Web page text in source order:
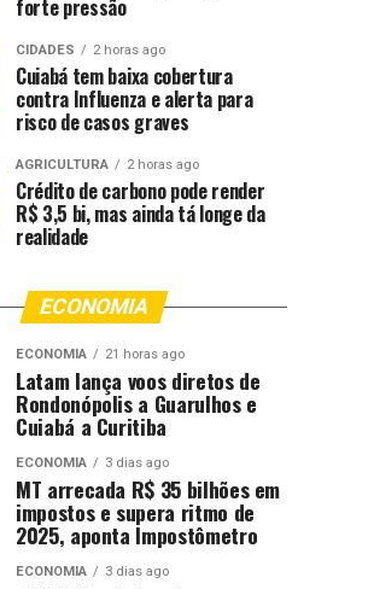
forte pressão
CIDADES 2 horas ago
Cuiabá tem baixa cobertura
contra Influenza e alerta para
risco de casos graves
AGRICULTURA 2 horas ago
Crédito de carbono pode render
R$ 3,5 bi, mas ainda tá longe da
realidade
ECONOMIA
ECONOMIA 21 horas ago
Latam lança voos diretos de
Rondonópolis a Guarulhos e
Cuiabá a Curitiba
ECONOMIA 3 dias ago
MT arrecada R$ 35 bilhões em
impostos e supera ritmo de
2025, aponta Impostômetro
ECONOMIA 3 dias ago